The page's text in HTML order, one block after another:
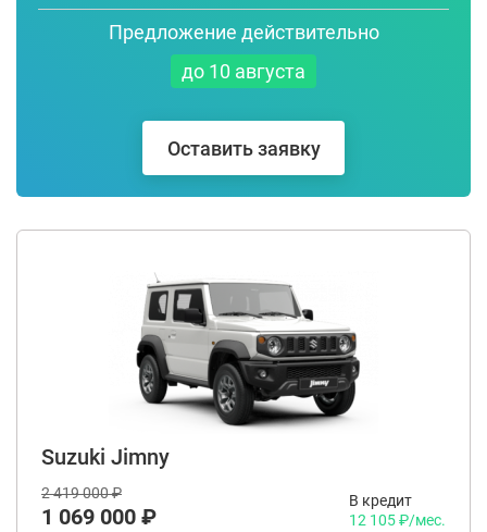
Предложение действительно
до 10 августа
Оставить заявку
Suzuki Jimny
2 419 000 ₽
1 069 000 ₽
В кредит
12 105 ₽/мес.